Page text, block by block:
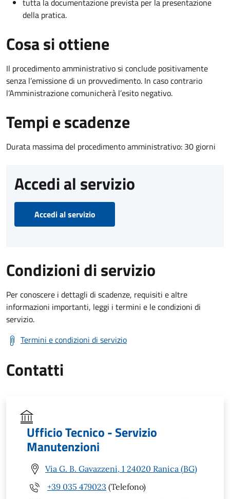
della pratica.
Cosa si ottiene
Il procedimento amministrativo si conclude positivamente
senza l’emissione di un provvedimento. In caso contrario
l’Amministrazione comunicherà l’esito negativo.
Tempi e scadenze
Durata massima del procedimento amministrativo: 30 giorni
Accedi al servizio
Accedi al servizio
Condizioni di servizio
Per conoscere i dettagli di scadenze, requisiti e altre
informazioni importanti, leggi i termini e le condizioni di
servizio.
Termini e condizioni di servizio
Contatti
Ufficio Tecnico - Servizio
Manutenzioni
Via G. B. Gavazzeni, 1 24020 Ranica (BG)
+39 035 479023 (Telefono)